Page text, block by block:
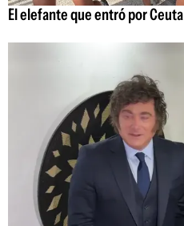
El elefante que entró por Ceuta